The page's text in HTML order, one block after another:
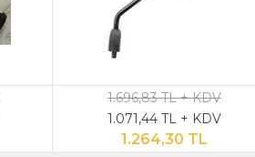
1.696,83 TL + KDV
1.071,44 TL + KDV
1.264,30 TL